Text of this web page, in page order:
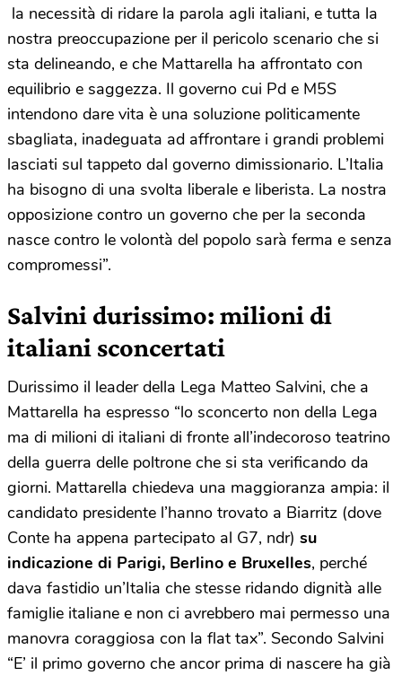
la necessità di ridare la parola agli italiani, e tutta la
nostra preoccupazione per il pericolo scenario che si
sta delineando, e che Mattarella ha affrontato con
equilibrio e saggezza. Il governo cui Pd e M5S
intendono dare vita è una soluzione politicamente
sbagliata, inadeguata ad affrontare i grandi problemi
lasciati sul tappeto dal governo dimissionario. L’Italia
ha bisogno di una svolta liberale e liberista. La nostra
opposizione contro un governo che per la seconda
nasce contro le volontà del popolo sarà ferma e senza
compromessi”.
Salvini durissimo: milioni di
italiani sconcertati
Durissimo il leader della Lega Matteo Salvini, che a
Mattarella ha espresso “lo sconcerto non della Lega
ma di milioni di italiani di fronte all’indecoroso teatrino
della guerra delle poltrone che si sta verificando da
giorni. Mattarella chiedeva una maggioranza ampia: il
candidato presidente l’hanno trovato a Biarritz (dove
Conte ha appena partecipato al G7, ndr) su
indicazione di Parigi, Berlino e Bruxelles, perché
dava fastidio un’Italia che stesse ridando dignità alle
famiglie italiane e non ci avrebbero mai permesso una
manovra coraggiosa con la flat tax”. Secondo Salvini
“E’ il primo governo che ancor prima di nascere ha già